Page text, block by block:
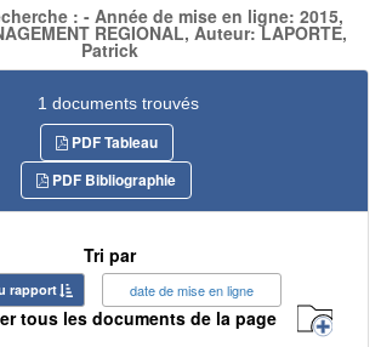
: - Année de mise en ligne: 2015,
REGIONAL, Auteur: LAPORTE,
Patrick
1 documents trouvés
PDF Tableau
PDF Bibliographie
Tri par
rapport date de mise en ligne
tous les documents de la page